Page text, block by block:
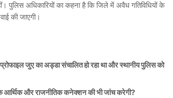
पुलिस अधिकारियों का कहना है कि जिले में अवैध गतिविधियों के
की जाएगी।
जुए का अड्डा संचालित हो रहा था और स्थानीय पुलिस को
आर्थिक और राजनीतिक कनेक्शन की भी जांच करेगी?